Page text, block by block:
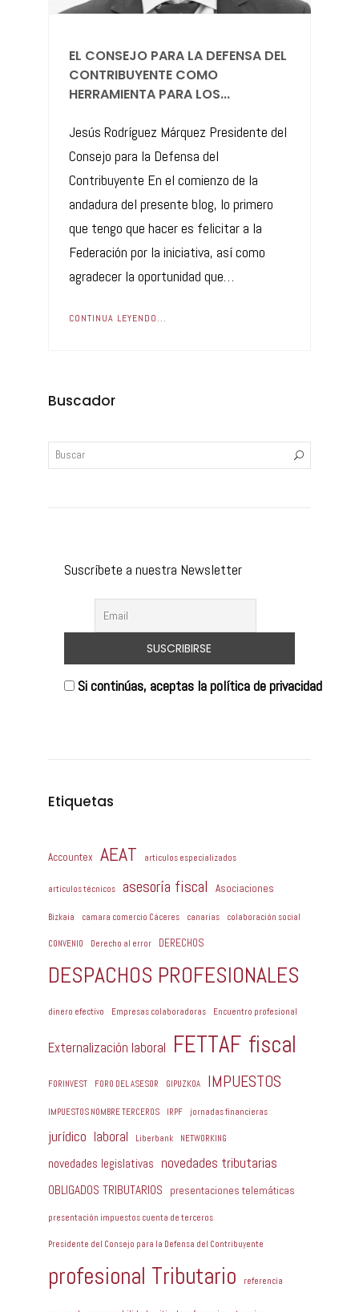
EL CONSEJO PARA LA DEFENSA DEL
CONTRIBUYENTE COMO
HERRAMIENTA PARA LOS...
Jesús Rodríguez Márquez Presidente del
Consejo para la Defensa del
Contribuyente En el comienzo de la
andadura del presente blog, lo primero
que tengo que hacer es felicitar a la
Federación por la iniciativa, así como
agradecer la oportunidad que…
CONTINUA LEYENDO...
Buscador
Suscríbete a nuestra Newsletter
Si continúas, aceptas la política de privacidad
Etiquetas
Accountex AEAT articulos especializados
artículos técnicos asesoría fiscal Asociaciones
Bizkaia camara comercio Cáceres canarias colaboración social
CONVENIO Derecho al error DERECHOS
DESPACHOS PROFESIONALES
dinero efectivo Empresas colaboradoras Encuentro profesional
Externalización laboral FETTAF fiscal
FORINVEST FORO DEL ASESOR GIPUZKOA IMPUESTOS
IMPUESTOS NOMBRE TERCEROS IRPF jornadas financieras
jurídico laboral Liberbank NETWORKING
novedades legislativas novedades tributarias
OBLIGADOS TRIBUTARIOS presentaciones telemáticas
presentación impuestos cuenta de terceros
Presidente del Consejo para la Defensa del Contribuyente
profesional Tributario referencia